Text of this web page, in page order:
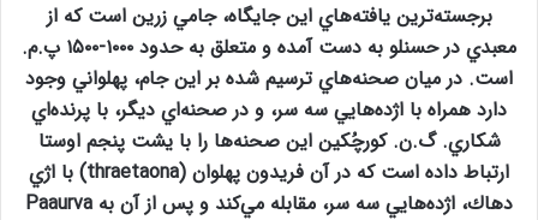
برجسته‌ترين يافته‌هاي اين جايگاه، جامي زرين است كه از
معبدي در حسنلو به دست آمده و متعلق به حدود ۱۰۰۰-۱۵۰۰ پ.م.
است. در ميان صحنه‌هاي ترسيم شده بر اين جام، پهلواني وجود
دارد همراه با اژده‌هايي سه سر، و در صحنه‌اي ديگر، با پرنده‌اي
شكاري. گ.ن. كورچُكين اين صحنه‌ها را با يشت پنجم اوستا
ارتباط داده است كه در آن فريدون پهلوان (thraetaona) با اژي
دهاك، اژده‌هايي سه سر، مقابله مي‌كند و پس از آن به Paaurva